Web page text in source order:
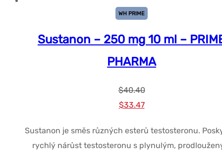
WH PRIME
Sustanon – 250 mg 10 ml –
PHARMA
$40.40
Původní
byla:
$40.40.
$33.47Současná
je:
$33.47.
Sustanon je směs různých esterů testosteronu.
rychlý nárůst testosteronu s plynulým,